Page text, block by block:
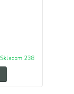
Skladom 238